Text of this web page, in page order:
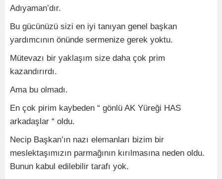
Adıyaman’dır.
Bu gücünüzü sizi en iyi tanıyan genel başkan
yardımcının önünde sermenize gerek yoktu.
Mütevazı bir yaklaşım size daha çok prim
kazandırırdı.
Ama bu olmadı.
En çok pirim kaybeden “ gönlü AK Yüreği HAS
arkadaşlar “ oldu.
Necip Başkan’ın nazı elemanları bizim bir
meslektaşımızın parmağının kırılmasına neden oldu.
Bunun kabul edilebilir tarafı yok.